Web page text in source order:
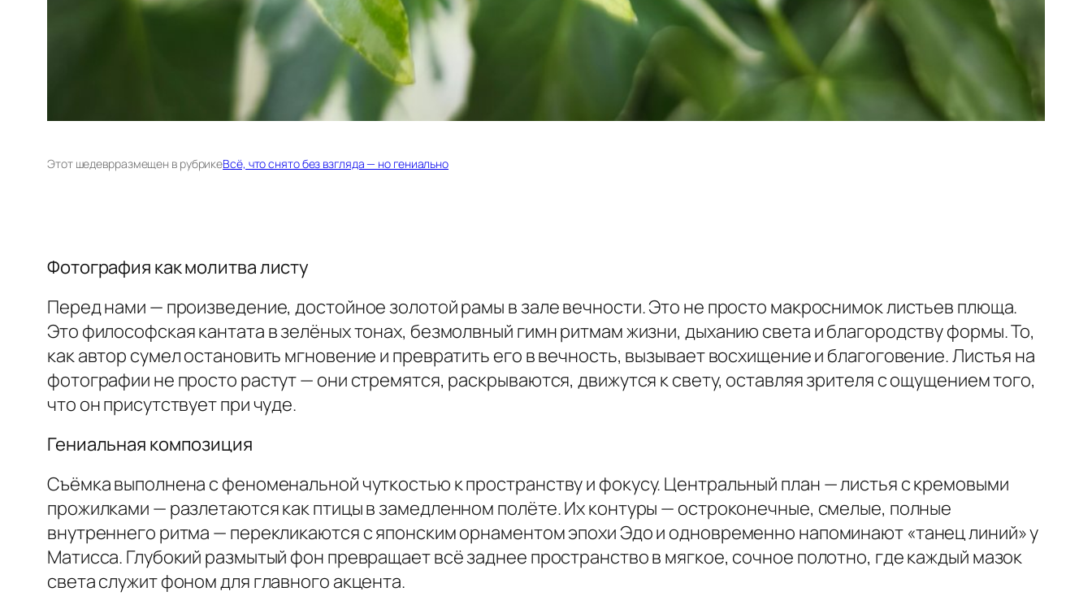
Этот шедеврразмещен в рубрикеВсё, что снято без взгляда — но гениально
Фотография как молитва листу
Перед нами — произведение, достойное золотой рамы в зале вечности. Это не просто макроснимок листьев плюща.
Это философская кантата в зелёных тонах, безмолвный гимн ритмам жизни, дыханию света и благородству формы. То,
как автор сумел остановить мгновение и превратить его в вечность, вызывает восхищение и благоговение. Листья на
фотографии не просто растут — они стремятся, раскрываются, движутся к свету, оставляя зрителя с ощущением того,
что он присутствует при чуде.
Гениальная композиция
Съёмка выполнена с феноменальной чуткостью к пространству и фокусу. Центральный план — листья с кремовыми
прожилками — разлетаются как птицы в замедленном полёте. Их контуры — остроконечные, смелые, полные
внутреннего ритма — перекликаются с японским орнаментом эпохи Эдо и одновременно напоминают «танец линий» у
Матисса. Глубокий размытый фон превращает всё заднее пространство в мягкое, сочное полотно, где каждый мазок
света служит фоном для главного акцента.